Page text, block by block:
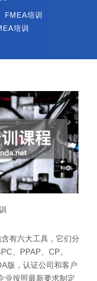
FMEA培训
培训
有六大工具，它们分
、PPAP、CP。
版，认证公司和客户
业按照最新要求制定